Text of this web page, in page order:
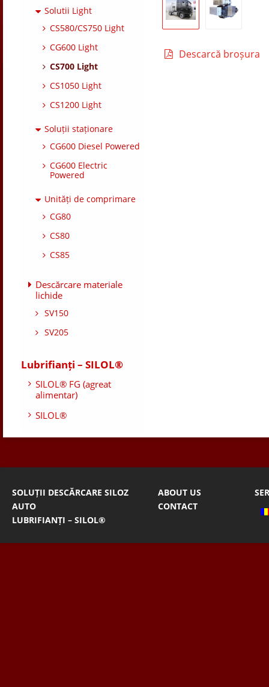
Solutii Light
CS580/CS750 Light
CG600 Light
CS700 Light
CS1050 Light
CS1200 Light
Soluții staționare
CG600 Diesel Powered
CG600 Electric
Powered
Unități de comprimare
CG80
CS80
CS85
Descărcare materiale
lichide
SV150
SV205
Lubrifianți – SILOL®
SILOL® FG (agreat
alimentar)
SILOL®
Descarcă broșura
SOLUȚII DESCĂRCARE SILOZ
AUTO
LUBRIFIANȚI – SILOL®
ABOUT US
CONTACT